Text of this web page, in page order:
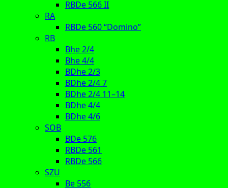
RBDe 566 II
RA
RBDe 560 “Domino”
RB
Bhe 2/4
Bhe 4/4
BDhe 2/3
BDhe 2/4 7
BDhe 2/4 11–14
BDhe 4/4
BDhe 4/6
SOB
BDe 576
RBDe 561
RBDe 566
SZU
Be 556